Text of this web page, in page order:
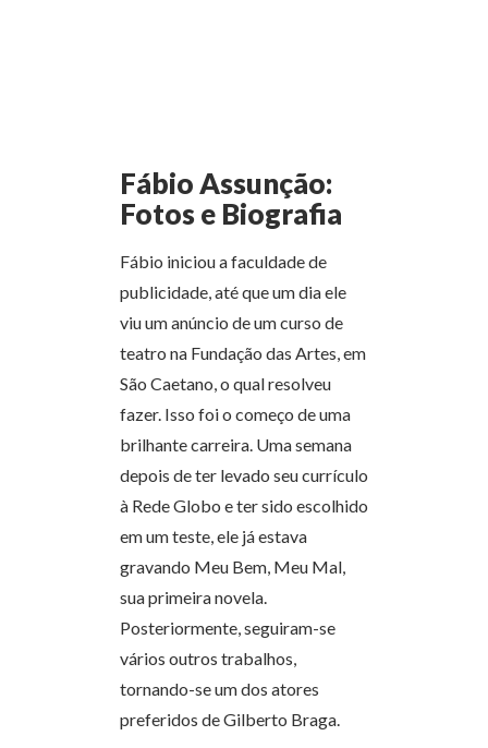
Fábio Assunção:
Fotos e Biografia
Fábio iniciou a faculdade de
publicidade, até que um dia ele
viu um anúncio de um curso de
teatro na Fundação das Artes, em
São Caetano, o qual resolveu
fazer. Isso foi o começo de uma
brilhante carreira. Uma semana
depois de ter levado seu currículo
à Rede Globo e ter sido escolhido
em um teste, ele já estava
gravando Meu Bem, Meu Mal,
sua primeira novela.
Posteriormente, seguiram-se
vários outros trabalhos,
tornando-se um dos atores
preferidos de Gilberto Braga.